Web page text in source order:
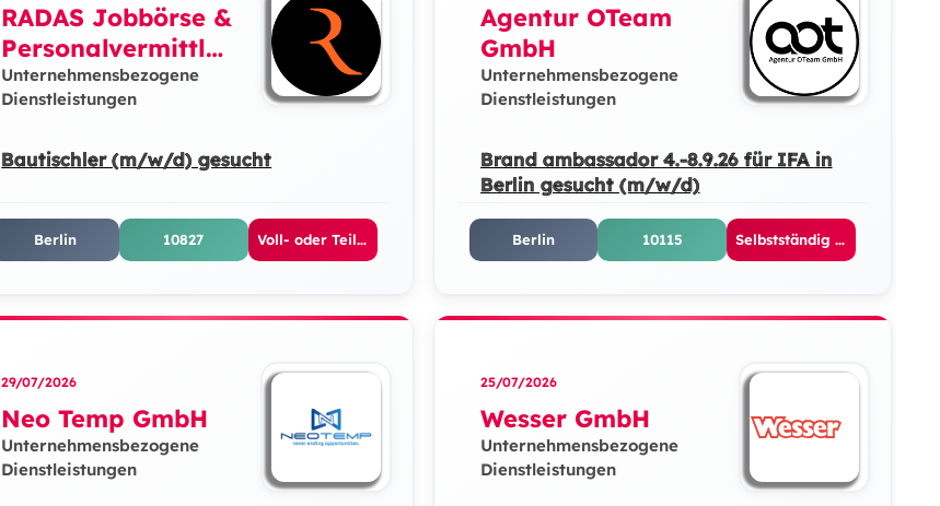
RADAS Jobbörse &
Personalvermittlun
g GmbH
Unternehmensbezogene
Dienstleistungen
Bautischler (m/w/d) gesucht
Berlin 10827 Voll- oder Teilzeit
Agentur OTeam
GmbH
Unternehmensbezogene
Dienstleistungen
Brand ambassador 4.-8.9.26 für IFA in
Berlin gesucht (m/w/d)
Berlin 10115 Selbstständig / Freelancer / Gewerbeschein Kurzfristige Beschäft
29/07/2026
Neo Temp GmbH
Unternehmensbezogene
Dienstleistungen
25/07/2026
Wesser GmbH
Unternehmensbezogene
Dienstleistungen